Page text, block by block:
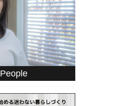
People